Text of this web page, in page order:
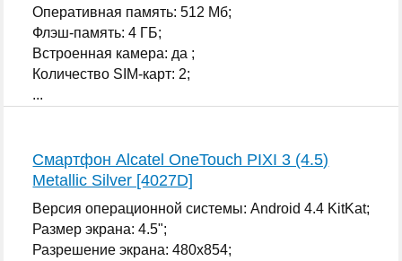
Оперативная память: 512 Мб;
Флэш-память: 4 ГБ;
Встроенная камера: да ;
Количество SIM-карт: 2;
...
Смартфон Alcatel OneTouch PIXI 3 (4.5)
Metallic Silver [4027D]
Версия операционной системы: Android 4.4 KitKat;
Размер экрана: 4.5";
Разрешение экрана: 480x854;